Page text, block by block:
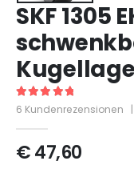
SKF 1305
5 out of 5
6 Kundenrezensionen |
€47,60